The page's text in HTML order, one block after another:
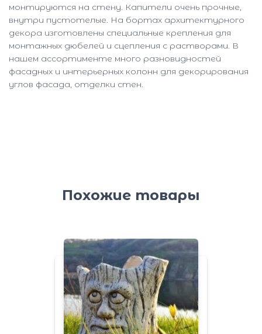
монтируются на стену. Капители очень прочные,
внутри пустотелые. На бортах архитектурного
декора изготовлены специальные крепления для
монтажных дюбелей и сцепления с растворами. В
нашем ассортименте много разновидностей
фасадных и интерьерных колонн для декорирования
углов фасада, отделки стен.
Похожие товары